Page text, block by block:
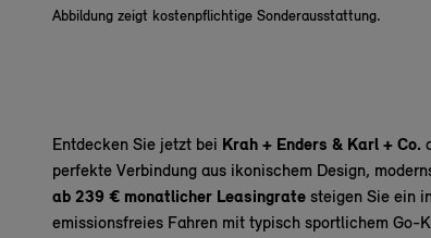
Abbildung zeigt kostenpflichtige Sonderausstattung.
Entdecken Sie jetzt bei Krah + Enders & Karl + Co.
perfekte Verbindung aus ikonischem Design,
ab 239 € monatlicher Leasingrate steigen Sie ein
emissionsfreies Fahren mit typisch sportlichem Go-